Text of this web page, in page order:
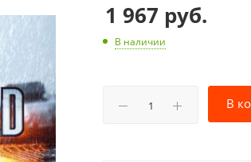
1 967 руб.
В наличии
В